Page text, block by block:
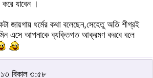
যাবেন ।
জায়গায় ধর্মের কথা বলেছেন,সেহেতু অতি শীগ্রই
এসে আপনাকে ব্যক্তিগত আক্রমণ করবে বলে
বিকাল ৩:৫৮